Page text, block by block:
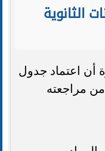
الثانوية
أن اعتماد جدول
من مراجعته